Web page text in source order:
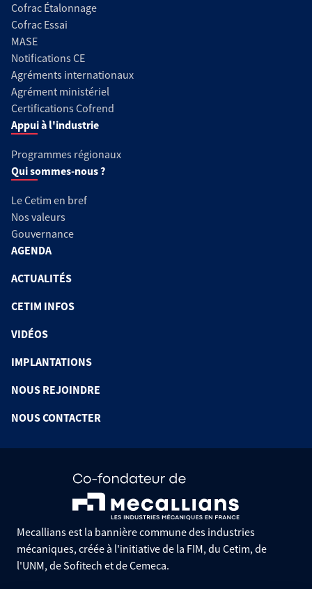
Cofrac Étalonnage
Cofrac Essai
MASE
Notifications CE
Agréments internationaux
Agrément ministériel
Certifications Cofrend
Appui à l'industrie
Programmes régionaux
Qui sommes-nous ?
Le Cetim en bref
Nos valeurs
Gouvernance
AGENDA
ACTUALITÉS
CETIM INFOS
VIDÉOS
IMPLANTATIONS
NOUS REJOINDRE
NOUS CONTACTER
Mecallians est la bannière commune des industries
mécaniques, créée à l'initiative de la FIM, du Cetim, de
l'UNM, de Sofitech et de Cemeca.